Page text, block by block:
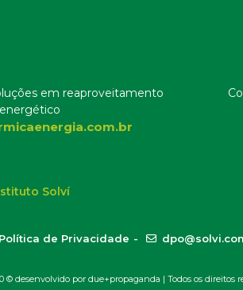
em reaproveitamento
energético
Solví
de Privacidade -
© desenvolvido por due+propaganda | Todos os direitos